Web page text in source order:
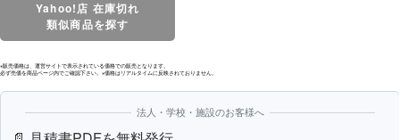
Yahoo!店 在庫切れ
類似商品を探す
※販売価格は、運営サイトで表示されている価格での販売となります。
必ず売価を商品ページ内でご確認下さい。※価格はリアルタイムに反映されておりません。
法人・学校・施設のお客様へ